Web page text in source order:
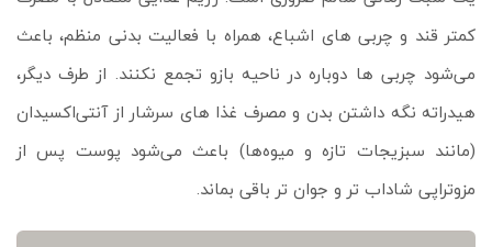
کمتر قند و چربی‌ های اشباع، همراه با فعالیت بدنی منظم، باعث
می‌شود چربی‌ ها دوباره در ناحیه بازو تجمع نکنند. از طرف دیگر،
هیدراته نگه داشتن بدن و مصرف غذا های سرشار از آنتی‌اکسیدان
(مانند سبزیجات تازه و میوه‌ها) باعث می‌شود پوست پس از
مزوتراپی شاداب‌ تر و جوان‌ تر باقی بماند.